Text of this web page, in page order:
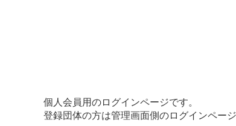
個人会員用のログインページです。
登録団体の方は管理画面側のログインペー